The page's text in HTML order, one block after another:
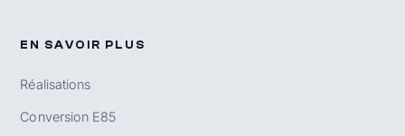
EN SAVOIR PLUS
Réalisations
Conversion E85